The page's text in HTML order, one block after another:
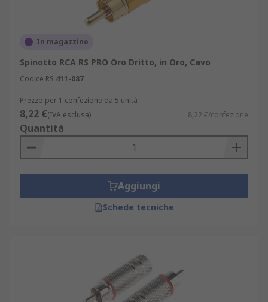
In magazzino
Spinotto RCA RS PRO Oro Dritto, in Oro, Cavo
Codice RS 411-087
Prezzo per 1 confezione da 5 unità
8,22 €(IVA esclusa) 8,22 €/confezione
Quantità
Aggiungi
Schede tecniche